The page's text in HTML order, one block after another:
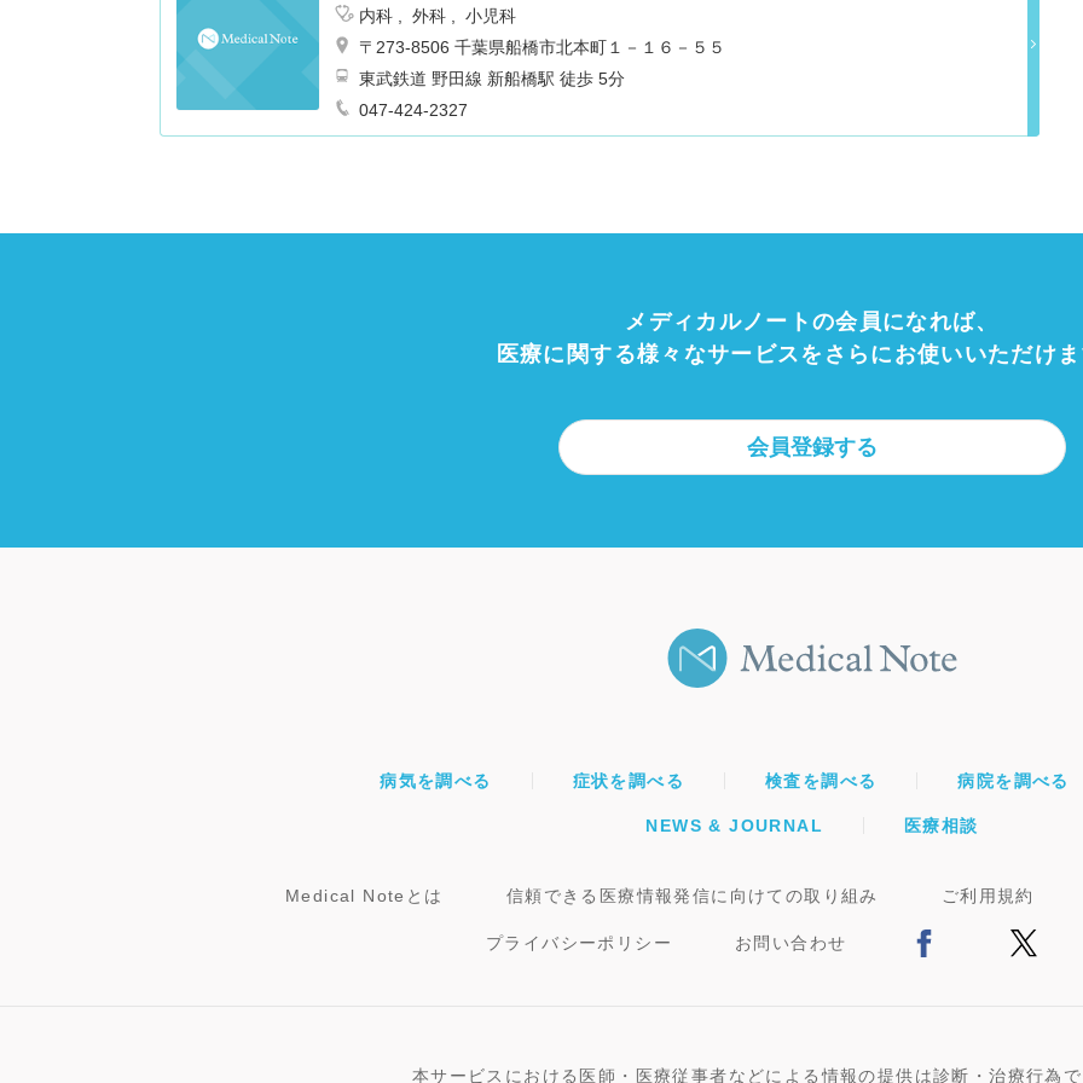
内科 外科
小児科
〒273-8506 千葉県船橋市北本町１－１６－５５
東武鉄道 野田線 新船橋駅 徒歩 5分
047-424-2327
メディカルノートの会員になれば、
医療に関する様々なサービスをさらにお使いいただけ
会員登録する
病気を調べる 症状を調べる 検査を調べる 病院を調べる
NEWS & JOURNAL 医療相談
Medical Noteとは 信頼できる医療情報発信に向けての取り組み ご利用規約
プライバシーポリシー お問い合わせ
本サービスにおける医師・医療従事者などによる情報の提供は診断・治療行為